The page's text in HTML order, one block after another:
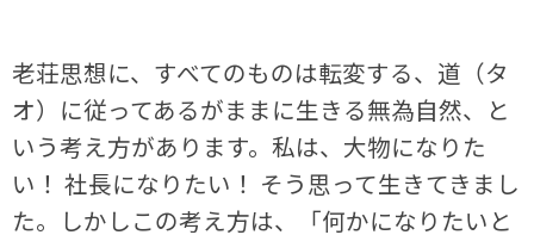
老荘思想に、すべてのものは転変する、道（タ
オ）に従ってあるがままに生きる無為自然、と
いう考え方があります。私は、大物になりた
い！ 社長になりたい！ そう思って生きてきまし
た。しかしこの考え方は、「何かになりたいと